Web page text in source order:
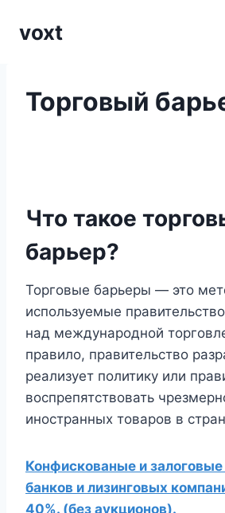
voxt
Торговый
Что такое
барьер?
Торговые барьеры — это
используемые
над международной
правило, правительство
реализует политику или
воспрепятствовать
иностранных товаров в
Конфискованые и
банков и лизинговых
40%. (без аукционов).